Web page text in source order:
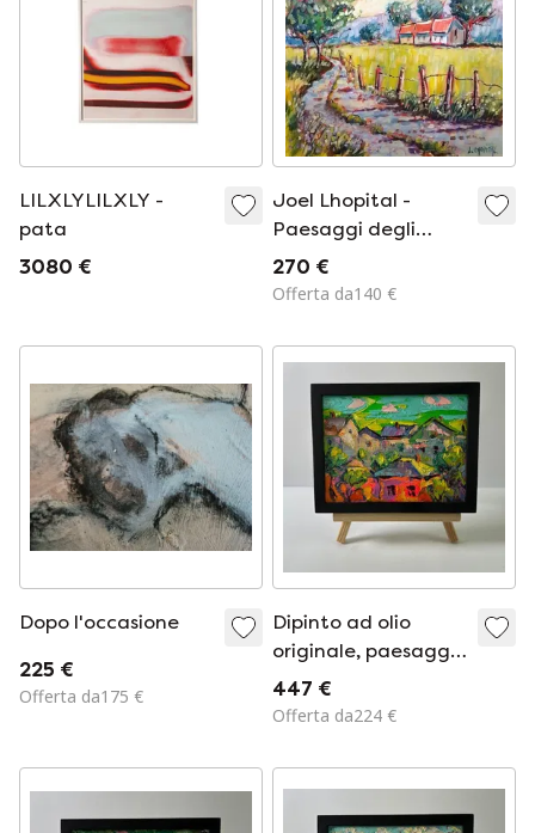
LILXLYLILXLY -
pata
3080 €
Joel Lhopital -
Paesaggi degli
Hauts-de-France -
Dipinto dell'artista
270 €
Offerta da140 €
Dopo l'occasione
225 €
Offerta da175 €
Dipinto ad olio
originale, paesaggio
estivo in una
giornata estiva con
447 €
Offerta da224 €